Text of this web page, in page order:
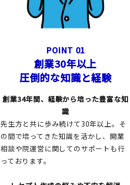
POINT 01
創業30年以上
圧倒的な知識と経験
創業34年間、経験から培った豊富な知
識
先生方と共に歩み続けて30年以上。そ
の間で培ってきた知識を活かし、開業
相談や院運営に関してのサポートも行
っております。